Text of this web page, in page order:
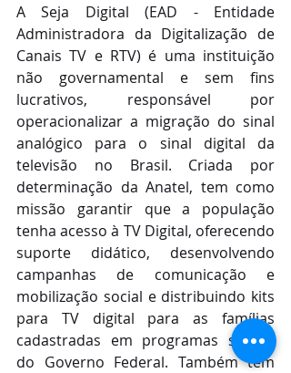
A Seja Digital (EAD - Entidade
Administradora da Digitalização de
Canais TV e RTV) é uma instituição
não governamental e sem fins
lucrativos, responsável por
operacionalizar a migração do sinal
analógico para o sinal digital da
televisão no Brasil. Criada por
determinação da Anatel, tem como
missão garantir que a população
tenha acesso à TV Digital, oferecendo
suporte didático, desenvolvendo
campanhas de comunicação e
mobilização social e distribuindo kits
para TV digital para as famílias
cadastradas em programas sociais
do Governo Federal. Também tem